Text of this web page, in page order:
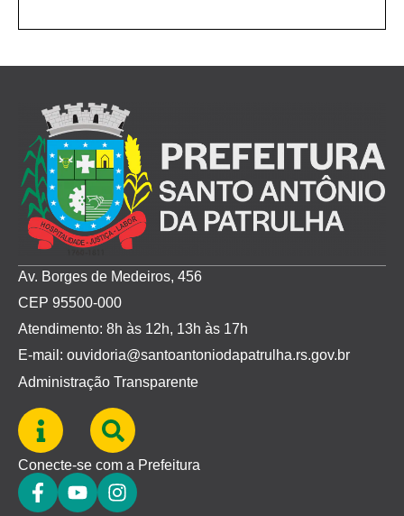
Av. Borges de Medeiros, 456
CEP 95500-000
Atendimento: 8h às 12h, 13h às 17h
E-mail: ouvidoria@santoantoniodapatrulha.rs.gov.br
Administração Transparente
Conecte-se com a Prefeitura